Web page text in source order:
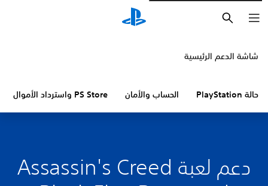
شاشة الدعم الرئيسية
حالة PlayStation الحساب والأمان PS Store واسترداد الأموال
دعم لعبة Assassin's Creed